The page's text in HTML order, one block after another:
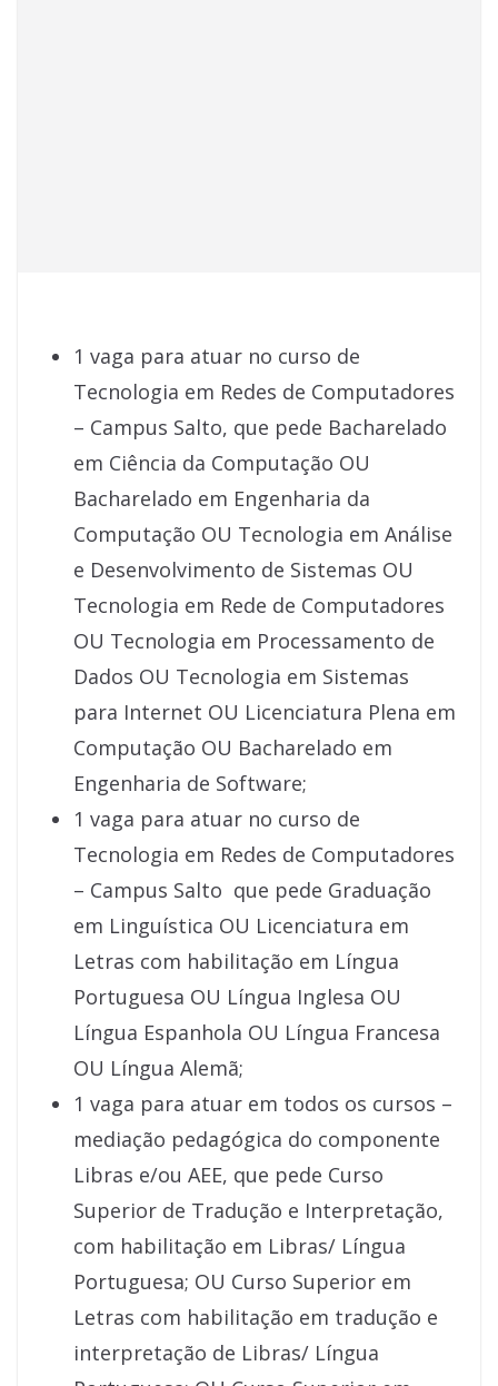
1 vaga para atuar no curso de
Tecnologia em Redes de Computadores
– Campus Salto, que pede Bacharelado
em Ciência da Computação OU
Bacharelado em Engenharia da
Computação OU Tecnologia em Análise
e Desenvolvimento de Sistemas OU
Tecnologia em Rede de Computadores
OU Tecnologia em Processamento de
Dados OU Tecnologia em Sistemas
para Internet OU Licenciatura Plena em
Computação OU Bacharelado em
Engenharia de Software;
1 vaga para atuar no curso de
Tecnologia em Redes de Computadores
– Campus Salto que pede Graduação
em Linguística OU Licenciatura em
Letras com habilitação em Língua
Portuguesa OU Língua Inglesa OU
Língua Espanhola OU Língua Francesa
OU Língua Alemã;
1 vaga para atuar em todos os cursos –
mediação pedagógica do componente
Libras e/ou AEE, que pede Curso
Superior de Tradução e Interpretação,
com habilitação em Libras/ Língua
Portuguesa; OU Curso Superior em
Letras com habilitação em tradução e
interpretação de Libras/ Língua